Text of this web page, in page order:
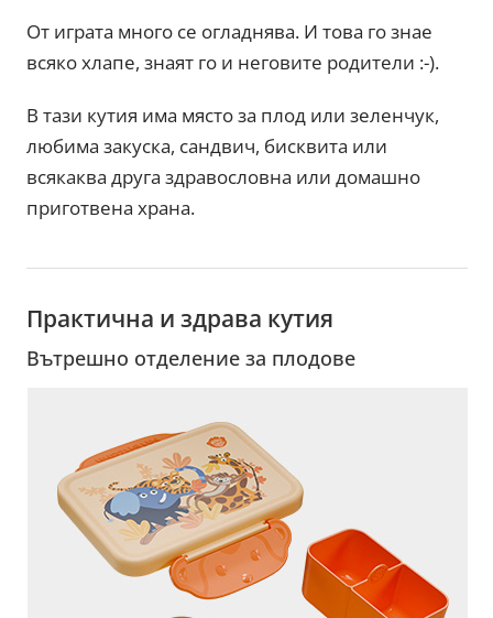
От играта много се огладнява. И това го знае
всяко хлапе, знаят го и неговите родители :-).
В тази кутия има място за плод или зеленчук,
любима закуска, сандвич, бисквита или
всякаква друга здравословна или домашно
приготвена храна.
Практична и здрава кутия
Вътрешно отделение за плодове